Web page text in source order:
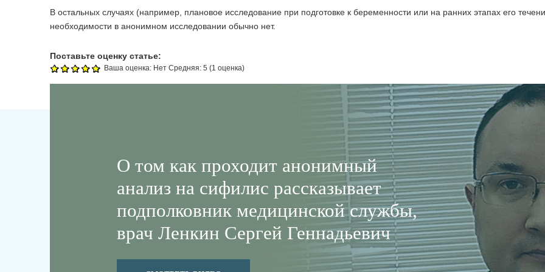
В остальных случаях (например, плановое исследование при подготовке к беременности или на ранних этапах его
необходимости в анонимном исследовании обычно нет.
Поставьте оценку статье:
Ваша оценка: Нет Средняя: 5 (1 оценка)
О том как проходит анонимный
анализ на сифилис рассказывает
подполковник медицинской службы,
врач Ленкин Сергей Геннадьевич